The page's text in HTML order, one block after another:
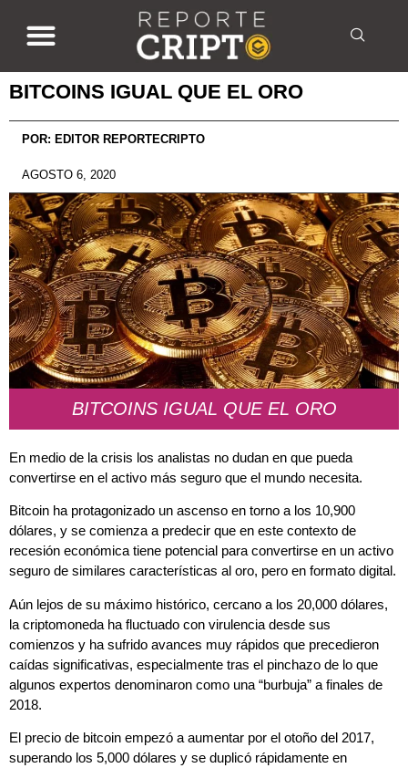
BITCOINS IGUAL QUE EL ORO
POR: EDITOR REPORTECRIPTO
AGOSTO 6, 2020
BITCOINS IGUAL QUE EL ORO
En medio de la crisis los analistas no dudan en que pueda
convertirse en el activo más seguro que el mundo necesita.
Bitcoin ha protagonizado un ascenso en torno a los 10,900
dólares, y se comienza a predecir que en este contexto de
recesión económica tiene potencial para convertirse en un activo
seguro de similares características al oro, pero en formato digital.
Aún lejos de su máximo histórico, cercano a los 20,000 dólares,
la criptomoneda ha fluctuado con virulencia desde sus
comienzos y ha sufrido avances muy rápidos que precedieron
caídas significativas, especialmente tras el pinchazo de lo que
algunos expertos denominaron como una “burbuja” a finales de
2018.
El precio de bitcoin empezó a aumentar por el otoño del 2017,
superando los 5,000 dólares y se duplicó rápidamente en